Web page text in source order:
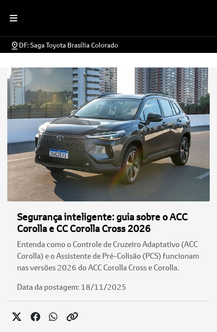
DF: Saga Toyota Brasília Colorado
Segurança inteligente: guia sobre o ACC
Corolla e CC Corolla Cross 2026
Entenda como o Controle de Cruzeiro Adaptativo (ACC
Corolla) e o Assistente de Pré-Colisão (PCS) funcionam
nas versões 2026 do ACC Corolla Cross e Corolla.
Data da postagem: 18/11/2025